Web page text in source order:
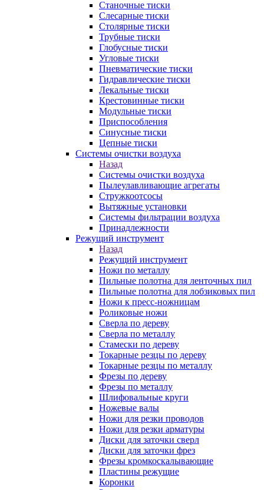
Станочные тиски
Слесарные тиски
Столярные тиски
Трубные тиски
Глобусные тиски
Угловые тиски
Пневматические тиски
Гидравлические тиски
Лекальные тиски
Крестовинные тиски
Модульные тиски
Приспособления
Синусные тиски
Цепные тиски
Системы очистки воздуха
Назад
Системы очистки воздуха
Пылеулавливающие агрегаты
Стружкоотсосы
Вытяжные установки
Системы фильтрации воздуха
Принадлежности
Режущий инструмент
Назад
Режущий инструмент
Ножи по металлу
Пильные полотна для ленточных пил
Пильные полотна для лобзиковых пил
Ножи к пресс-ножницам
Роликовые ножи
Сверла по дереву
Сверла по металлу
Стамески по дереву
Токарные резцы по дереву
Токарные резцы по металлу
Фрезы по дереву
Фрезы по металлу
Шлифовальные круги
Ножевые валы
Ножи для резки проводов
Ножи для резки арматуры
Диски для заточки сверл
Диски для заточки фрез
Фрезы кромкоскалывающие
Пластины режущие
Коронки